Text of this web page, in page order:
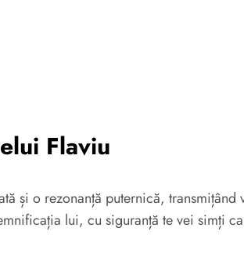
Flaviu
și o rezonanță puternică, transmițând
lui, cu siguranță te vei simți